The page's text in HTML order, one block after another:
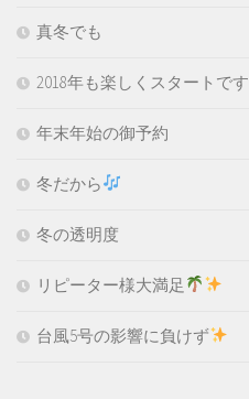
真冬でも
2018年も楽しくスタートです
年末年始の御予約
冬だから
冬の透明度
リピーター様大満足
台風5号の影響に負けず